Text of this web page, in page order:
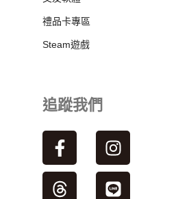
禮品卡專區
Steam遊戲
追蹤我們